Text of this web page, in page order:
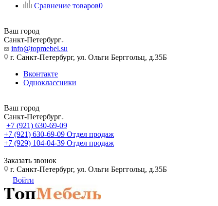
Сравнение товаров0
Ваш город
Санкт-Петербург
info@topmebel.su
г. Санкт-Петербург, ул. Ольги Берггольц, д.35Б
Вконтакте
Одноклассники
Ваш город
Санкт-Петербург
+7 (921) 630-69-09
+7 (921) 630-69-09 Отдел продаж
+7 (929) 104-04-39 Отдел продаж
Заказать звонок
г. Санкт-Петербург, ул. Ольги Берггольц, д.35Б
Войти